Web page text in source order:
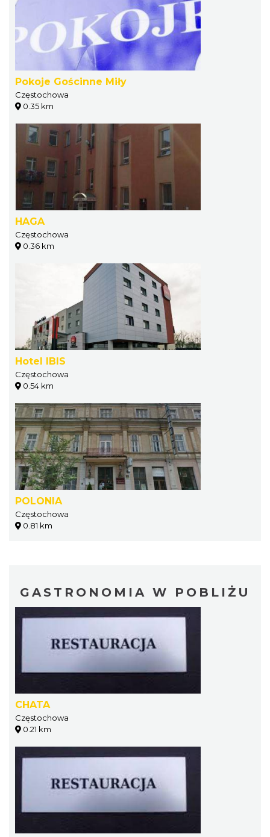
Pokoje Gościnne Miły
Częstochowa
0.35 km
HAGA
Częstochowa
0.36 km
Hotel IBIS
Częstochowa
0.54 km
POLONIA
Częstochowa
0.81 km
GASTRONOMIA W POBLIŻU
CHATA
Częstochowa
0.21 km